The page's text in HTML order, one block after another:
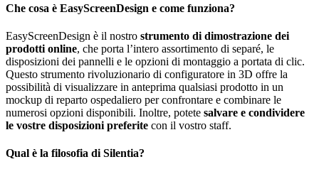
Che cosa è EasyScreenDesign e come funziona?
EasyScreenDesign è il nostro strumento di dimostrazione dei
prodotti online, che porta l’intero assortimento di separé, le
disposizioni dei pannelli e le opzioni di montaggio a portata di clic.
Questo strumento rivoluzionario di configuratore in 3D offre la
possibilità di visualizzare in anteprima qualsiasi prodotto in un
mockup di reparto ospedaliero per confrontare e combinare le
numerosi opzioni disponibili. Inoltre, potete salvare e condividere
le vostre disposizioni preferite con il vostro staff.
Qual è la filosofia di Silentia?